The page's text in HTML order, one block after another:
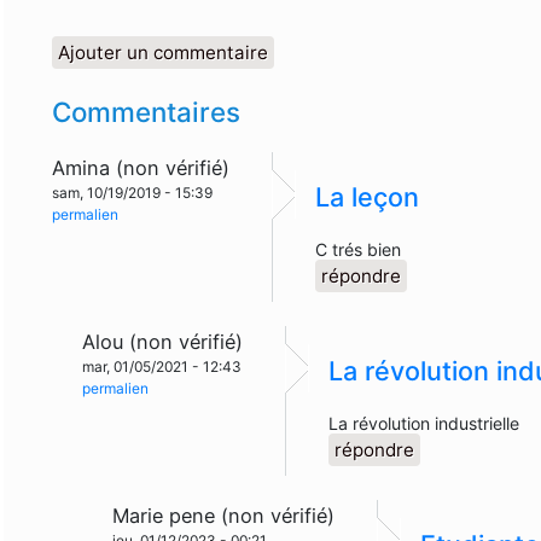
Ajouter un commentaire
Commentaires
Amina (non vérifié)
sam, 10/19/2019 - 15:39
permalien
La leçon
C trés bien
répondre
Alou (non vérifié)
mar, 01/05/2021 - 12:43
permalien
La révolution
La révolution industrielle
répondre
Marie pene (non vérifié)